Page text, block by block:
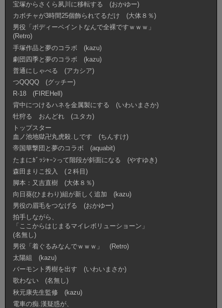
宝塚からさくら夙川に移転する (おかゆー)
カボチャが3時間25個飾られてるだけ (大体８％)
男役「ボディーペイントなんで全裸ですｗｗｗ」
(Retro)
手塚作品と夢のコラボ (kazu)
劇団四季と夢のコラボ (kazu)
普通にしゃべる (アカシア)
つQQQQ (グッチー)
R-18 (FIREHell)
背中につけるハネを金属製にする (いわいまさか)
牡狩る おんどれ (ユタカ)
トップスター
血ノ池地獄卍丸虎殺.しです (ちんすけ)
帝国華撃団と夢のコラボ (aquabit)
たまにｶﾞｯｼｬｰﾝって階段が斜面になる (やすゆき)
森田まりこ投入 (２科目)
脚本：又吉直樹 (大体８％)
向日葵(ひまわり)組が新しく追加 (kazu)
男役の眉毛をつなげる (おかゆー)
拍手しながら、
「ここからはじまるマイレボリューショーン」
(名無し)
男役「着ぐるみなんでｗｗｗ」 (Retro)
太陽組 (kazu)
バーモント秀樹を出す (いわいまさか)
歌わない (名無し)
秋元康先生監修 (kazu)
電車の痴.漢疑惑が、